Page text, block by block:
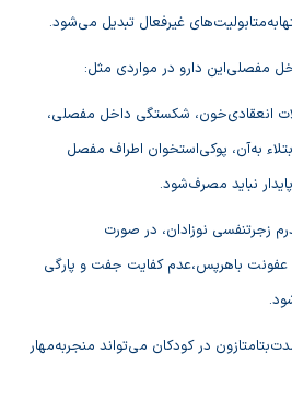
غيرفعال‌ تبديل‌ مي‌شود.
انعقادي‌خون‌، شكستگي‌ داخل‌ مفصلي‌،
به‌آن‌، پوكي‌استخوان‌ اطراف‌ مفصل‌
نبايد مصرف‌شود.
زجرتنفسي‌ نوزادان‌، در صورت‌
عفونت‌ باهرپس‌،عدم‌ كفايت‌ جفت‌ و پارگي‌
مدت‌بتامتازون‌ در كودكان‌ مي‌تواند منجربه‌مهار